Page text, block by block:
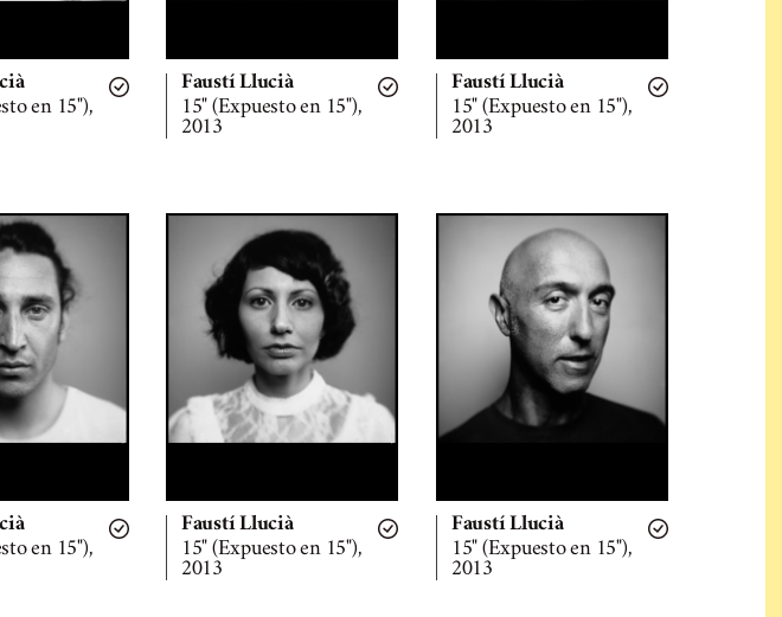
en 15"),
Faustí Llucià
15" (Expuesto en 15"),
2013
Faustí Llucià
15" (Expuesto en 15"),
2013
en 15"),
Faustí Llucià
15" (Expuesto en 15"),
2013
Faustí Llucià
15" (Expuesto en 15"),
2013